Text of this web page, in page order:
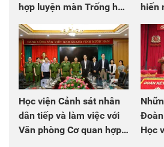
hợp luyện màn Trống hội
hiến
Học viện Cảnh sát nhân
dân tiếp và làm việc với
Văn phòng Cơ quan hợp
Học